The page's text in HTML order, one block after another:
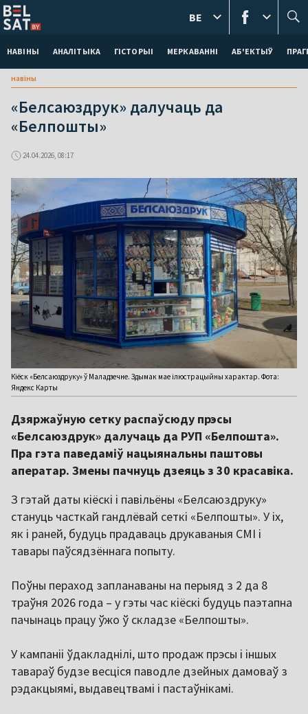
НАВІНЫ АНАЛІТЫКА ГІСТОРЫІ МЕРКАВАННI АБ'ЕКТЫЎ
BE
навіны
«Белсаюздрук» далучаць да
«Белпошты»
24.04.2026, 08:17
Кіёск «Белсаюздруку» ў Маладзечне. Здымак мае ілюстрацыйны характар. Фота:
Яндекс Карты
Дзяржаўную сетку распаўсюду прэсы
«Белсаюздрук» далучаць да РУП «Белпошта».
Пра гэта паведаміў нацыянальны паштовы
аператар. Змены пачнуць дзеяць з 30 красавіка.
З гэтай даты кіёскі і павільёны «Белсаюздруку»
стануць часткай гандлёвай сеткі «Белпошты». У іх,
як і раней, будуць прадаваць друкаваныя СМІ і
тавары паўсядзённага попыту.
Поўны пераход запланаваны на перыяд з 2 да 8
траўня 2026 года – у гэты час кіёскі будуць паэтапна
пачынаць працу ўжо ў складзе «Белпошты».
У кампаніі ўдакладнілі, што продаж прэсы і іншых
тавараў будзе весціся паводле дзейных дамоваў з
рэдакцыямі, выдавецтвамі і пастаўнікамі.